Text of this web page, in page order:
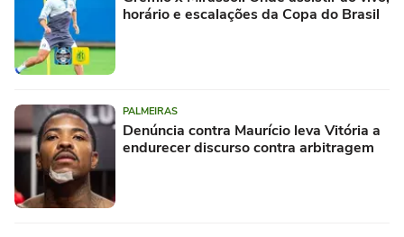
horário e escalações da Copa do Brasil
PALMEIRAS
Denúncia contra Maurício leva Vitória a
endurecer discurso contra arbitragem